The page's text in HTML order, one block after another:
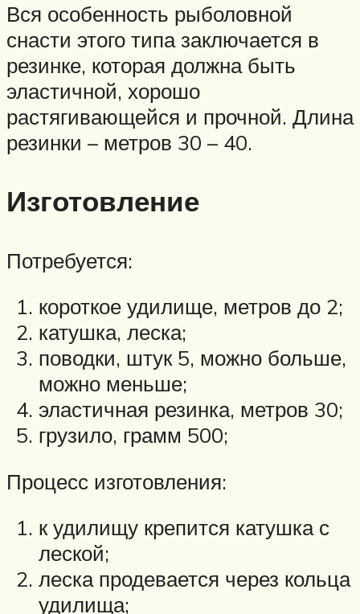
Вся особенность рыболовной
снасти этого типа заключается в
резинке, которая должна быть
эластичной, хорошо
растягивающейся и прочной. Длина
резинки – метров 30 – 40.
Изготовление
Потребуется:
короткое удилище, метров до 2;
катушка, леска;
поводки, штук 5, можно больше,
можно меньше;
эластичная резинка, метров 30;
грузило, грамм 500;
Процесс изготовления:
к удилищу крепится катушка с
леской;
леска продевается через кольца
удилища;